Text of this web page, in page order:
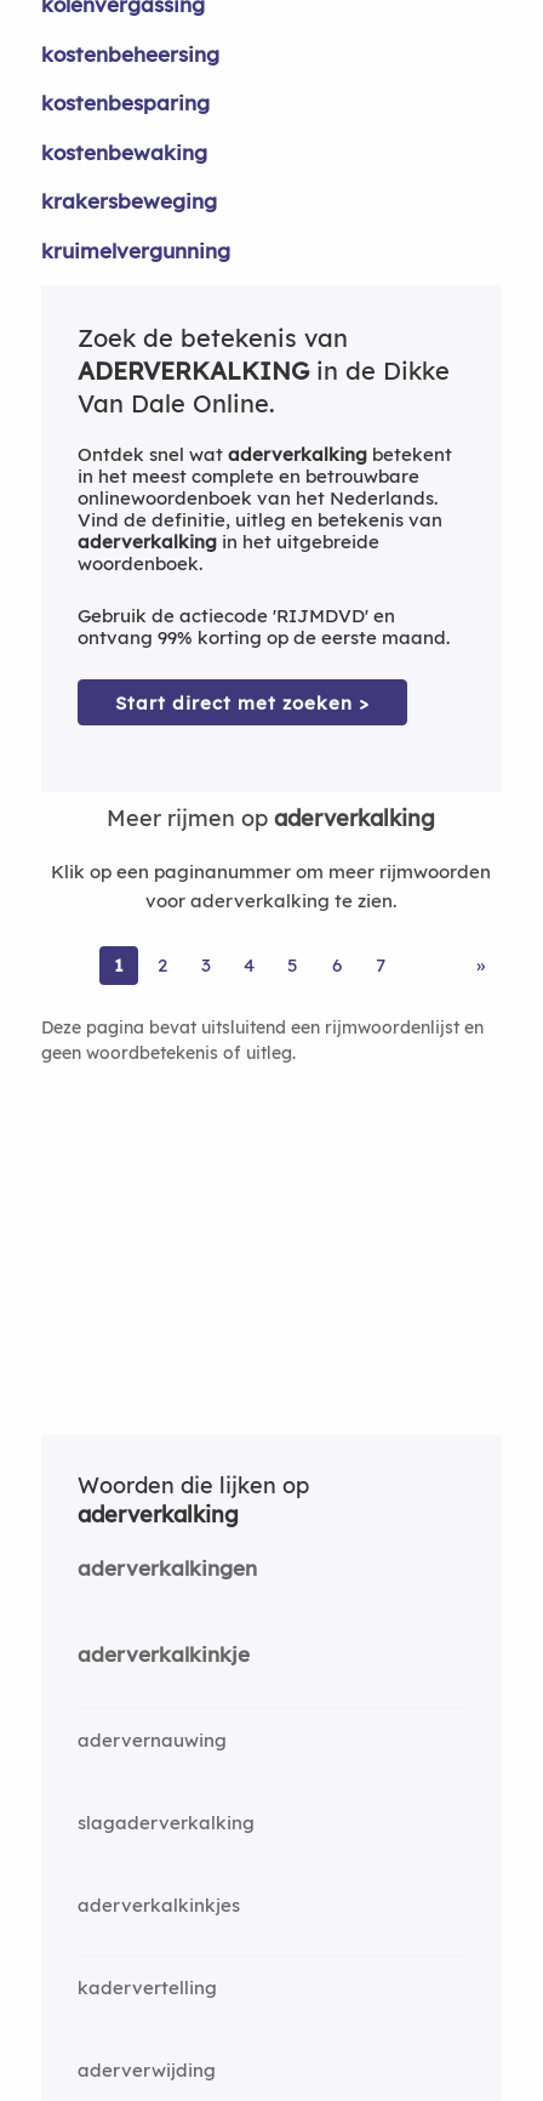
kostenbeheersing
kostenbesparing
kostenbewaking
krakersbeweging
kruimelvergunning
Zoek de betekenis van
ADERVERKALKINGin de Dikke
Van Dale Online.
Ontdek snel wat aderverkalkingbetekent
in het meest complete en betrouwbare
onlinewoordenboek van het Nederlands.
Vind de definitie, uitleg en betekenis van
aderverkalkingin het uitgebreide
woordenboek.
Gebruik de actiecode 'RIJMDVD' en
ontvang 99% korting op de eerste maand.
Start direct met zoeken >
Meer rijmen opaderverkalking
Klik op een paginanummer om meer rijmwoorden
voor aderverkalking te zien.
1 2 3 4 5 6 7 »
Deze pagina bevat uitsluitend een rijmwoordenlijst en
geen woordbetekenis of uitleg.
Woorden die lijken op
aderverkalking
aderverkalkingen
aderverkalkinkje
adervernauwing
slagaderverkalking
aderverkalkinkjes
kadervertelling
aderverwijding